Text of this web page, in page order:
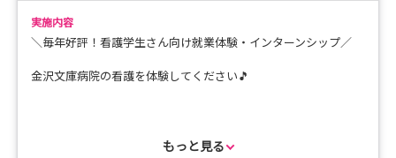
実施内容
＼毎年好評！看護学生さん向け就業体験・インターンシップ／
金沢文庫病院の看護を体験してください🎵
もっと見る